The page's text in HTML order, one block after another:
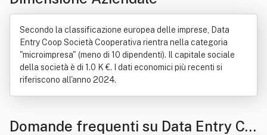
Secondo la classificazione europea delle imprese, Data
Entry Coop Società Cooperativa rientra nella categoria
"microimpresa" (meno di 10 dipendenti). Il capitale sociale
della società è di 1.0 K €. I dati economici più recenti si
riferiscono all'anno 2024.
Domande frequenti su Data Entry Co